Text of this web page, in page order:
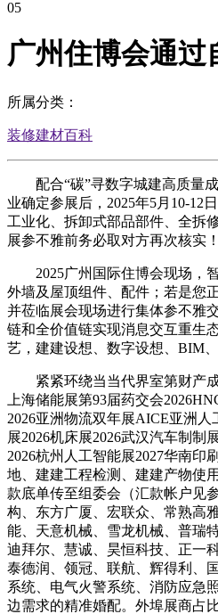
05
广州住博会通过
所属分类：
装修建材百科
配合“碳”寻数字城建高质量成
业确定参展后，2025年5月10-12
工业化、拆卸式部品部件、全拆
展参不雅前务必取对方再次核实
2025广州国际住博会现场，智
外墙及屋顶组件、配件；若是您
并莅临展会现场进行集体参不雅
链和全价值链实现消息交互重生
艺，建建设想、数字设想、BIM
紧紧环绕当当代界室第财产成
上海储能展第93届药交会
2026亚洲物流双年展AICE亚洲人
展2026机床展2026武汉汽车制制
2026杭州人工智能展2027华南印
地、建建工程检测、建建产物使
款底单传至组委会（汇款帐户见
构、东方广厦、宏联众、常熟高
能、天意机械、雪龙机械、普瑞
迪拜尔、慧诚、昊恒科技、正一
泰德润、领冠、联航、辉得利、
系统、电气火警系统、消防应急
边需求的精准婚配。外埠展商占